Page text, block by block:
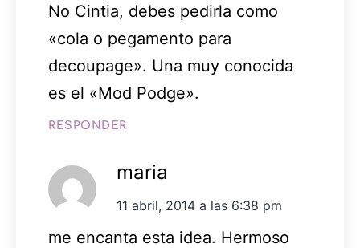
No Cintia, debes pedirla como
«cola o pegamento para
decoupage». Una muy conocida
es el «Mod Podge».
RESPONDER
maria
11 abril, 2014 a las 6:38 pm
me encanta esta idea. Hermoso